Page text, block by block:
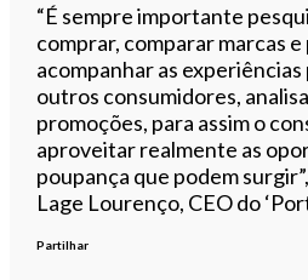
“É sempre importante
comprar, comparar marcas
acompanhar as experiências
outros consumidores,
promoções, para assim o
aproveitar realmente as
poupança que podem
Lage Lourenço, CEO do
Partilhar